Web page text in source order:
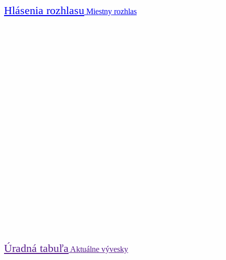
Hlásenia rozhlasu Miestny rozhlas
Úradná tabuľa Aktuálne vývesky